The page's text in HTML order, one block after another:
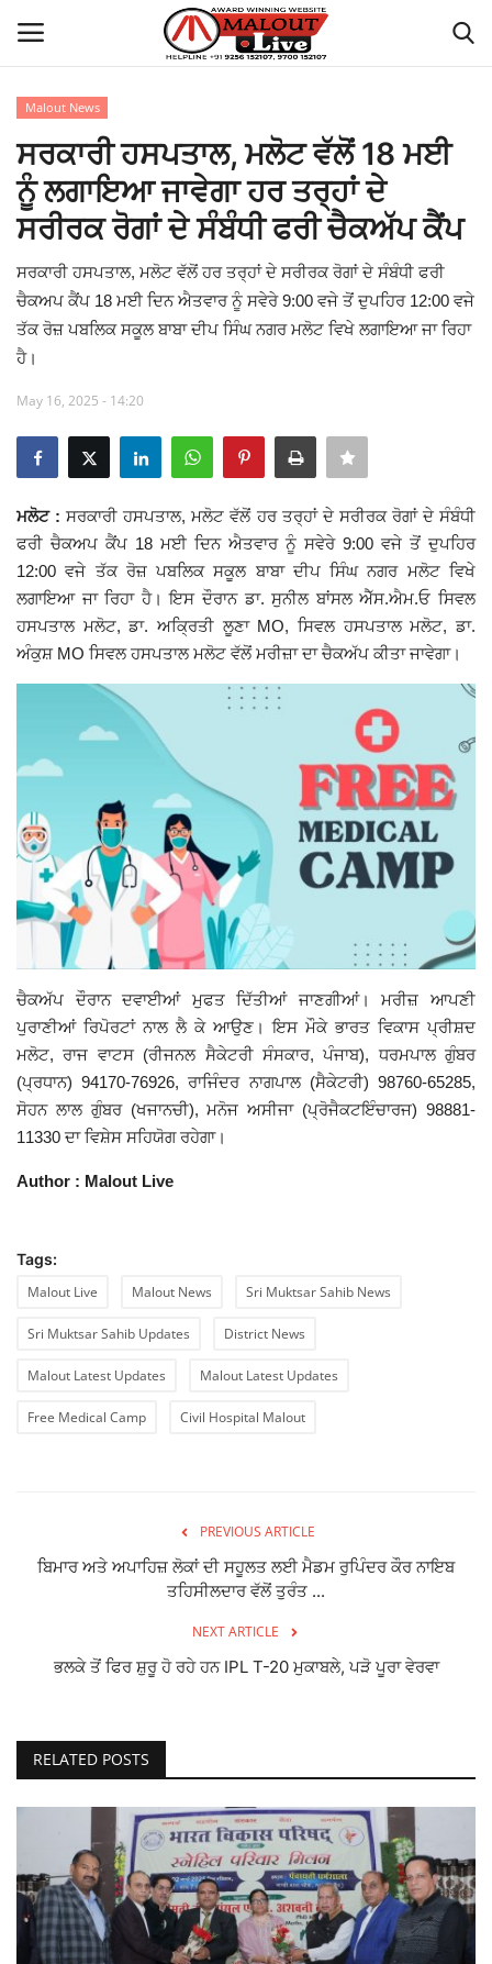
Home
How to Reach Malout
Privacy Policy
History of Malout
Giddarbaha
Railway Time Table
Lambi
Sri Muktsar Sahib News
Punjab
Life & Style
Important
Contact Us
Malout News
ਸਰਕਾਰੀ ਹਸਪਤਾਲ, ਮਲੋਟ ਵੱਲੋਂ 18 ਮਈ
ਨੂੰ ਲਗਾਇਆ ਜਾਵੇਗਾ ਹਰ ਤਰ੍ਹਾਂ ਦੇ
ਸਰੀਰਕ ਰੋਗਾਂ ਦੇ ਸੰਬੰਧੀ ਫਰੀ ਚੈਕਅੱਪ ਕੈਂਪ
ਸਰਕਾਰੀ ਹਸਪਤਾਲ, ਮਲੋਟ ਵੱਲੋਂ ਹਰ ਤਰ੍ਹਾਂ ਦੇ ਸਰੀਰਕ ਰੋਗਾਂ ਦੇ ਸੰਬੰਧੀ ਫਰੀ
ਚੈਕਅਪ ਕੈਂਪ 18 ਮਈ ਦਿਨ ਐਤਵਾਰ ਨੂੰ ਸਵੇਰੇ 9:00 ਵਜੇ ਤੋਂ ਦੁਪਹਿਰ 12:00 ਵਜੇ
ਤੱਕ ਰੋਜ਼ ਪਬਲਿਕ ਸਕੂਲ ਬਾਬਾ ਦੀਪ ਸਿੰਘ ਨਗਰ ਮਲੋਟ ਵਿਖੇ ਲਗਾਇਆ ਜਾ ਰਿਹਾ
ਹੈ।
May 16, 2025 - 14:20
ਮਲੋਟ : ਸਰਕਾਰੀ ਹਸਪਤਾਲ, ਮਲੋਟ ਵੱਲੋਂ ਹਰ ਤਰ੍ਹਾਂ ਦੇ ਸਰੀਰਕ ਰੋਗਾਂ ਦੇ ਸੰਬੰਧੀ
ਫਰੀ ਚੈਕਅਪ ਕੈਂਪ 18 ਮਈ ਦਿਨ ਐਤਵਾਰ ਨੂੰ ਸਵੇਰੇ 9:00 ਵਜੇ ਤੋਂ ਦੁਪਹਿਰ
12:00 ਵਜੇ ਤੱਕ ਰੋਜ਼ ਪਬਲਿਕ ਸਕੂਲ ਬਾਬਾ ਦੀਪ ਸਿੰਘ ਨਗਰ ਮਲੋਟ ਵਿਖੇ
ਲਗਾਇਆ ਜਾ ਰਿਹਾ ਹੈ। ਇਸ ਦੌਰਾਨ ਡਾ. ਸੁਨੀਲ ਬਾਂਸਲ ਐੱਸ.ਐਮ.ਓ ਸਿਵਲ
ਹਸਪਤਾਲ ਮਲੋਟ, ਡਾ. ਅਕ੍ਰਿਤੀ ਲੂਣਾ MO, ਸਿਵਲ ਹਸਪਤਾਲ ਮਲੋਟ, ਡਾ.
ਅੰਕੁਸ਼ MO ਸਿਵਲ ਹਸਪਤਾਲ ਮਲੋਟ ਵੱਲੋਂ ਮਰੀਜ਼ਾ ਦਾ ਚੈਕਅੱਪ ਕੀਤਾ ਜਾਵੇਗਾ।
ਚੈਕਅੱਪ ਦੌਰਾਨ ਦਵਾਈਆਂ ਮੁਫਤ ਦਿੱਤੀਆਂ ਜਾਣਗੀਆਂ। ਮਰੀਜ਼ ਆਪਣੀ
ਪੁਰਾਣੀਆਂ ਰਿਪੋਰਟਾਂ ਨਾਲ ਲੈ ਕੇ ਆਉਣ। ਇਸ ਮੌਕੇ ਭਾਰਤ ਵਿਕਾਸ ਪ੍ਰੀਸ਼ਦ
ਮਲੋਟ, ਰਾਜ ਵਾਟਸ (ਰੀਜਨਲ ਸੈਕੇਟਰੀ ਸੰਸਕਾਰ, ਪੰਜਾਬ), ਧਰਮਪਾਲ ਗੁੰਬਰ
(ਪ੍ਰਧਾਨ) 94170-76926, ਰਾਜਿੰਦਰ ਨਾਗਪਾਲ (ਸੈਕੇਟਰੀ) 98760-65285,
ਸੋਹਨ ਲਾਲ ਗੁੰਬਰ (ਖਜਾਨਚੀ), ਮਨੋਜ ਅਸੀਜਾ (ਪ੍ਰੋਜੈਕਟਇੰਚਾਰਜ) 98881-
11330 ਦਾ ਵਿਸ਼ੇਸ ਸਹਿਯੋਗ ਰਹੇਗਾ।
Author : Malout Live
Tags:
Malout Live
Malout News Sri Muktsar Sahib News
Sri Muktsar Sahib Updates District News
Malout Latest Updates Malout Latest Updates
Free Medical Camp Civil Hospital Malout
PREVIOUS ARTICLE
ਬਿਮਾਰ ਅਤੇ ਅਪਾਹਿਜ਼ ਲੋਕਾਂ ਦੀ ਸਹੂਲਤ ਲਈ ਮੈਡਮ ਰੁਪਿੰਦਰ ਕੌਰ ਨਾਇਬ
ਤਹਿਸੀਲਦਾਰ ਵੱਲੋਂ ਤੁਰੰਤ ...
NEXT ARTICLE
ਭਲਕੇ ਤੋਂ ਫਿਰ ਸ਼ੁਰੂ ਹੋ ਰਹੇ ਹਨ IPL T-20 ਮੁਕਾਬਲੇ, ਪੜੋ ਪੂਰਾ ਵੇਰਵਾ
RELATED POSTS